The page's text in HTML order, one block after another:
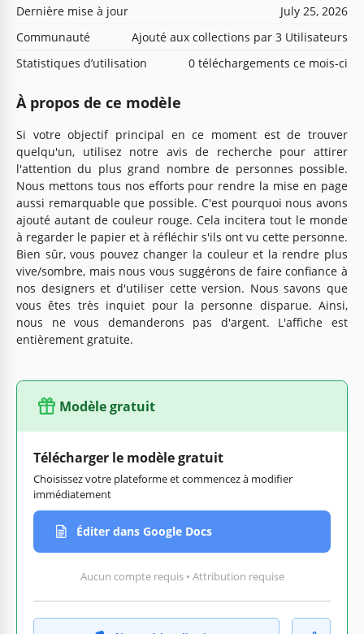
Dernière mise à jour
July 25, 2026
Communauté
Ajouté aux collections par 3 Utilisateurs
Statistiques d’utilisation
0 téléchargements ce mois-ci
À propos de ce modèle
Si votre objectif principal en ce moment est de trouver
quelqu'un, utilisez notre avis de recherche pour attirer
l'attention du plus grand nombre de personnes possible.
Nous mettons tous nos efforts pour rendre la mise en page
aussi remarquable que possible. C'est pourquoi nous avons
ajouté autant de couleur rouge. Cela incitera tout le monde
à regarder le papier et à réfléchir s'ils ont vu cette personne.
Bien sûr, vous pouvez changer la couleur et la rendre plus
vive/sombre, mais nous vous suggérons de faire confiance à
nos designers et d'utiliser cette version. Nous savons que
vous êtes très inquiet pour la personne disparue. Ainsi,
nous ne vous demanderons pas d'argent. L'affiche est
entièrement gratuite.
Modèle gratuit
Télécharger le modèle gratuit
Choisissez votre plateforme et commencez à modifier
immédiatement
Éditer dans Google Docs
Aucun compte requis • Attribution requise